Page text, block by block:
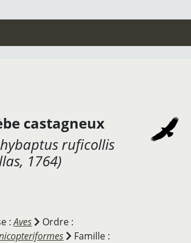
castagneux
ruficollis
1764)
:Aves
Ordre :
Famille :